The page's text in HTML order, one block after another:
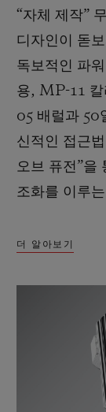
“자체 제작”
디자인이 돋
독보적인 파
용, MP-11
05 배럴과 50
신적인 접근
오브 퓨전”을
조화를 이루
더 알아보기